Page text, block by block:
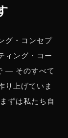
グ・コンセプ
ィング・コー
— そのすべて
り上げていま
ずは私たち自